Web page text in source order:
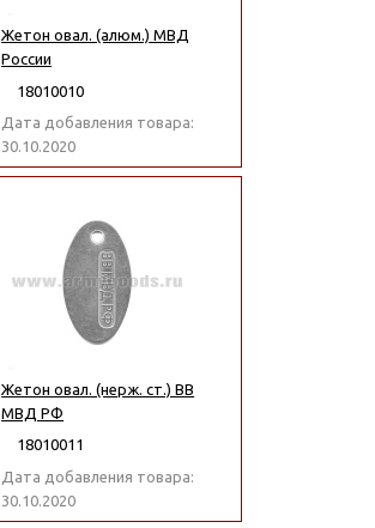
Жетон овал. (алюм.) МВД
России
18010010
Дата добавления товара:
30.10.2020
Жетон овал. (нерж. ст.) ВВ
МВД РФ
18010011
Дата добавления товара:
30.10.2020